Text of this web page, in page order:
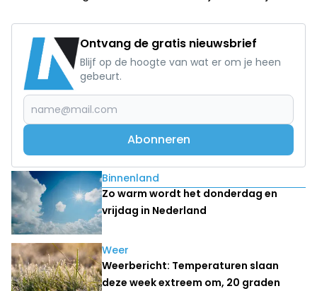
Ontvang de gratis nieuwsbrief
Blijf op de hoogte van wat er om je heen
gebeurt.
Abonneren
Lees ook
Binnenland
Zo warm wordt het donderdag en
vrijdag in Nederland
Weer
Weerbericht: Temperaturen slaan
deze week extreem om, 20 graden